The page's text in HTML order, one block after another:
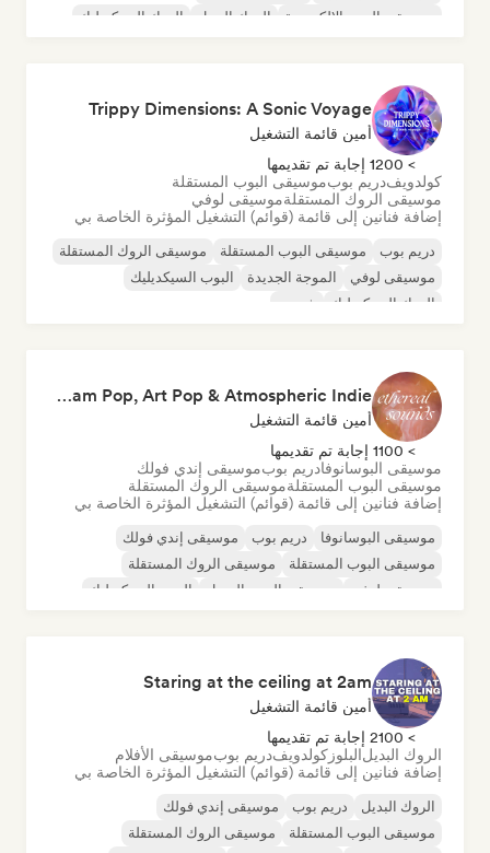
موسيقى البوب الإلكترونية
الروك البديل الروك السيكديليك
Trippy Dimensions: A Sonic Voyage
أمين قائمة التشغيل
> 1200 إجابة تم تقديمها
كولدويفدريم بوبموسيقى البوب المستقلة
موسيقى الروك المستقلةموسيقى لوفي
إضافة فنانين إلى قائمة (قوائم) التشغيل المؤثرة الخاصة بي
دريم بوب موسيقى البوب المستقلة
موسيقى الروك المستقلة
موسيقى لوفي
الموجة الجديدة
البوب السيكديليك
الروك السيكديليك
شوجيز
Ethereal Sounds ☁️ Dream Pop, Art Pop & Atmospheric Indie
أمين قائمة التشغيل
> 1100 إجابة تم تقديمها
موسيقى البوسانوفادريم بوبموسيقى إندي فولك
موسيقى البوب المستقلةموسيقى الروك المستقلة
إضافة فنانين إلى قائمة (قوائم) التشغيل المؤثرة الخاصة بي
موسيقى البوسانوفا دريم بوب
موسيقى إندي فولك
موسيقى البوب المستقلة
موسيقى الروك المستقلة
موسيقى لوفي
موسيقى البوب السول البوب السيكديليك
Staring at the ceiling at 2am
أمين قائمة التشغيل
> 2100 إجابة تم تقديمها
الروك البديلالبلوز كولدويفدريم بوبموسيقى الأفلام
إضافة فنانين إلى قائمة (قوائم) التشغيل المؤثرة الخاصة بي
الروك البديل دريم بوب
موسيقى إندي فولك
موسيقى البوب المستقلة
موسيقى الروك المستقلة